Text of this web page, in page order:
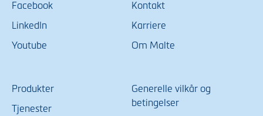
Facebook
LinkedIn
Youtube
Kontakt
Karriere
Om Malte
Produkter
Tjenester
Generelle vilkår og
betingelser